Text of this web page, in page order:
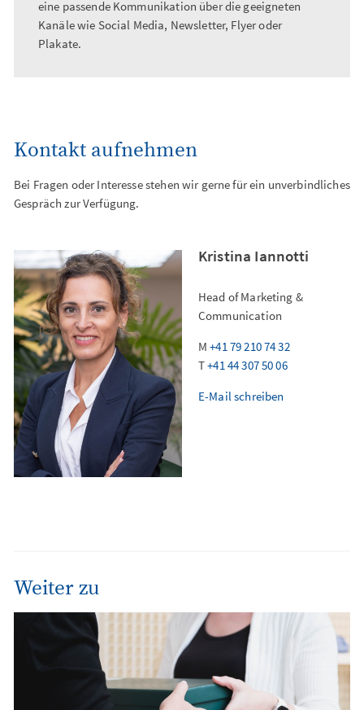
eine passende Kommunikation über die geeigneten
Kanäle wie Social Media, Newsletter, Flyer oder
Plakate.
Kontakt aufnehmen
Bei Fragen oder Interesse stehen wir gerne für ein unverbindliches
Gespräch zur Verfügung.
Kristina Iannotti
Head of Marketing &
Communication
M+41 79 210 74 32
T+41 44 307 50 06
E-Mail schreiben
Weiter zu